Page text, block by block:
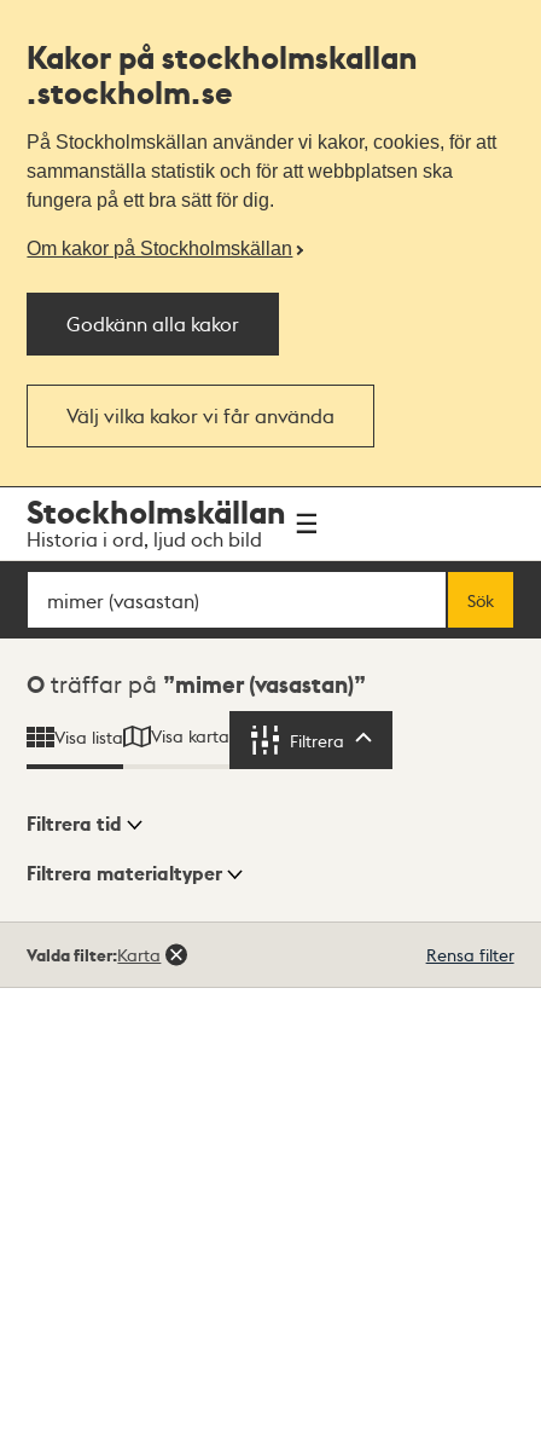
Kakor på stockholmskallan
.stockholm.se
På Stockholmskällan använder vi kakor, cookies, för att
sammanställa statistik och för att webbplatsen ska
fungera på ett bra sätt för dig.
Om kakor på Stockholmskällan
Godkänn alla kakor
Välj vilka kakor vi får använda
navigationen
huvudinnehållet
Stockholmskällan
Historia i ord, ljud och bild
Sök
Sök
Sökresultat
0 träffar på mimer (vasastan)
Visa lista Visa karta Filtrera
Visningsläge
Filtrera tid
Filtrera materialtyper
träffar
Valda filter:Karta Rensa filter